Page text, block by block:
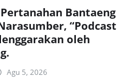
Bantaeng
“Podcast
oleh
Agu 5, 2026